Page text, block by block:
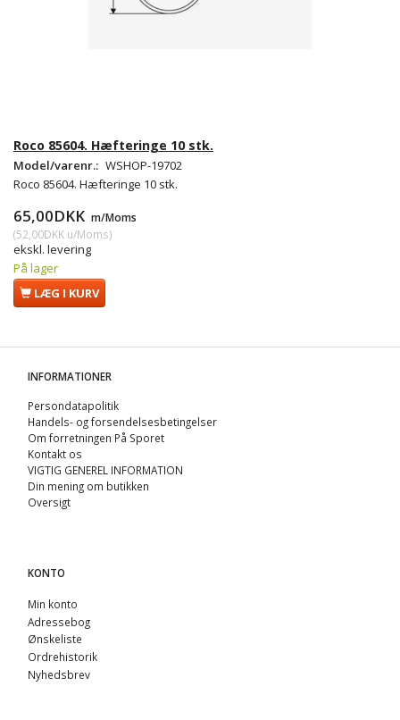
Roco 85604. Hæfteringe 10 stk.
Model/varenr.: WSHOP-19702
Roco 85604. Hæfteringe 10 stk.
65,00DKK m/Moms
(52,00DKK u/Moms)
ekskl. levering
På lager
LÆG I KURV
INFORMATIONER
Persondatapolitik
Handels- og forsendelsesbetingelser
Om forretningen På Sporet
Kontakt os
VIGTIG GENEREL INFORMATION
Din mening om butikken
Oversigt
KONTO
Min konto
Adressebog
Ønskeliste
Ordrehistorik
Nyhedsbrev